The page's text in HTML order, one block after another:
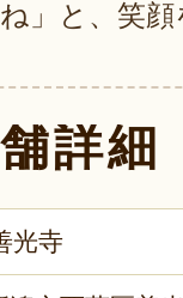
」と、笑
詳細
光寺